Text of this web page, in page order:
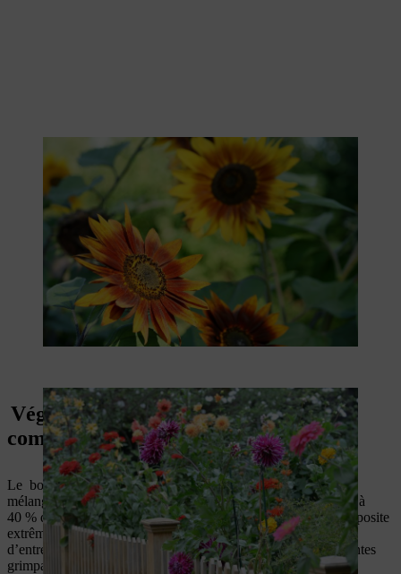
Végétaliser un brise-vue en bois
composite
Le bois composite ou WPC (Wood Plastic Composite) est un
mélange généralement composé à 60 % de copeaux de bois et à
40 % de plastique. Cette composition rend les clôtures en composite
extrêmement robustes, résistantes aux intempéries et faciles
d’entretien. Toutefois, leur surface lisse ne permet pas aux plantes
grimpantes de s’y accrocher facilement.